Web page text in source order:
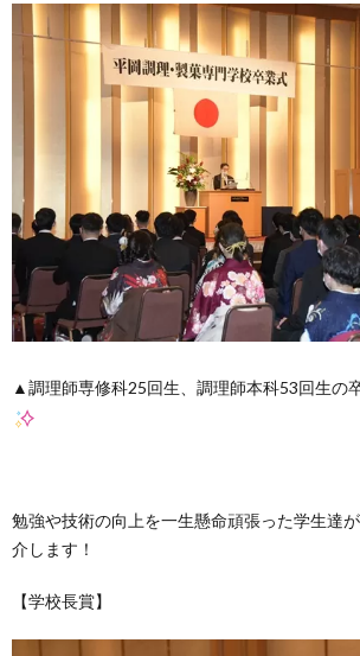
▲調理師専修科25回生、調理師本科53回生の
勉強や技術の向上を一生懸命頑張った学生達
介します！
【学校長賞】